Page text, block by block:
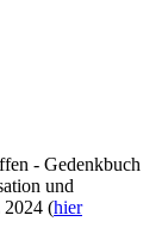
- Gedenkbuch
und
2024 (hier